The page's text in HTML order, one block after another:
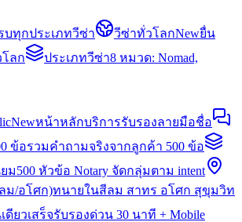
บทุกประเภทวีซ่า วีซ่าทั่วโลกNewยื่น
โลก
ประเภทวีซ่า8 หมวด: Nomad,
Newหน้าหลักบริการรับรองลายมือชื่อ
ข้อรวมคำถามจริงจากลูกค้า 500 ข้อ
ม500 หัวข้อ Notary จัดกลุ่มตาม intent
ม/อโศก)ทนายในสีลม สาทร อโศก สุขุมวิท
ดียวเสร็จรับรองด่วน 30 นาที + Mobile